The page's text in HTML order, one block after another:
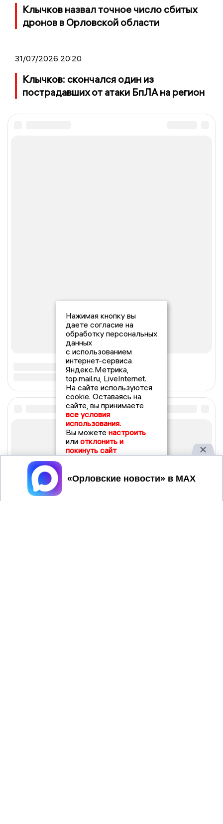
Клычков назвал точное число сбитых
дронов в Орловской области
31/07/2026 20:20
Клычков: скончался один из
пострадавших от атаки БпЛА на регион
Нажимая кнопку вы
даете согласие на
обработку персональных
данных
с использованием
интернет-сервиса
Яндекс.Метрика,
top.mail.ru, LiveInternet.
На сайте используются
cookie. Оставаясь на
сайте, вы принимаете
все условия
использования.
Вы можете настроить
или отклонить и
покинуть сайт
Принять